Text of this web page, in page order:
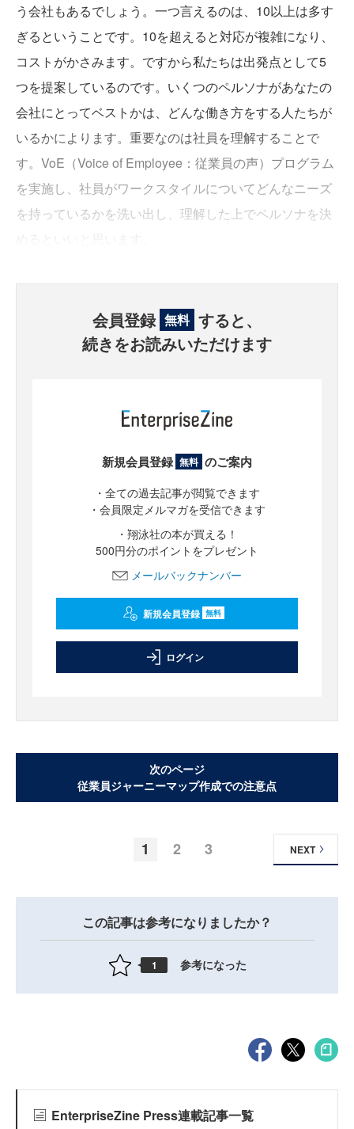
う会社もあるでしょう。一つ言えるのは、10以上は多す
ぎるということです。10を超えると対応が複雑になり、
コストがかさみます。ですから私たちは出発点として5
つを提案しているのです。いくつのペルソナがあなたの
会社にとってベストかは、どんな働き方をする人たちが
いるかによります。重要なのは社員を理解することで
す。VoE（Voice of Employee：従業員の声）プログラム
を実施し、社員がワークスタイルについてどんなニーズ
を持っているかを洗い出し、理解した上でペルソナを決
会員登録 無料 すると、
続きをお読みいただけます
新規会員登録 無料 のご案内
・全ての過去記事が閲覧できます
・会員限定メルマガを受信できます
・翔泳社の本が買える！
500円分のポイントをプレゼント
メールバックナンバー
新規会員登録 無料
ログイン
次のページ
従業員ジャーニーマップ作成での注意点
1 2 3 NEXT
この記事は参考になりましたか？
1 参考になった
EnterpriseZine Press連載記事一覧